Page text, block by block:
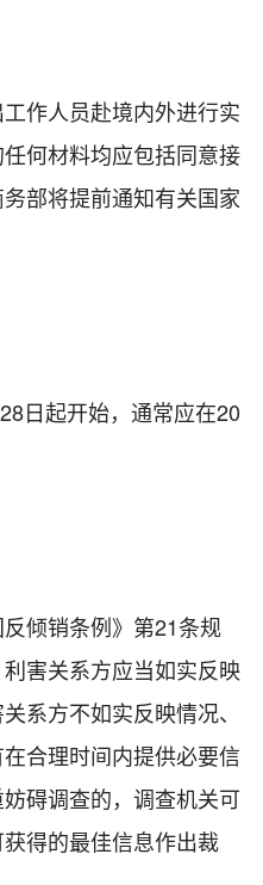
作人员赴境内外进行实
何材料均应包括同意接
部将提前通知有关国家
起开始，通常应在20
倾销条例》第21条规
害关系方应当如实反映
系方不如实反映情况、
合理时间内提供必要信
碍调查的，调查机关可
得的最佳信息作出裁